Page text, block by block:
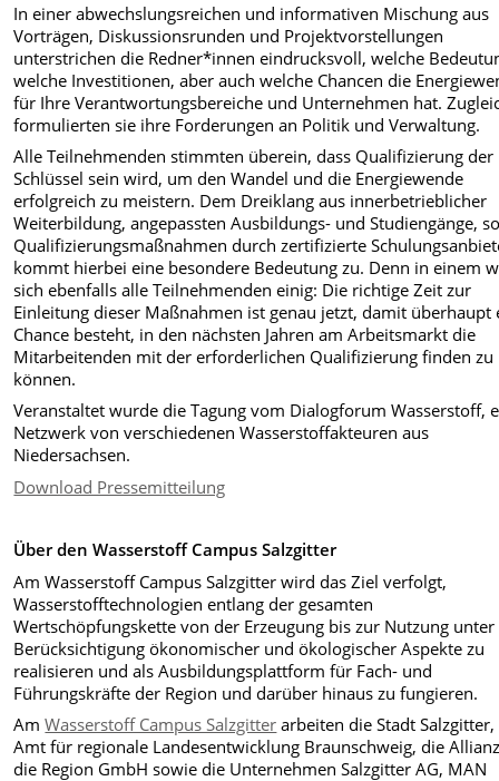
In einer abwechslungsreichen und informativen Mischung aus
Vorträgen, Diskussionsrunden und Projektvorstellungen
unterstrichen die Redner*innen eindrucksvoll, welche
welche Investitionen, aber auch welche Chancen die
für Ihre Verantwortungsbereiche und Unternehmen hat.
formulierten sie ihre Forderungen an Politik und Verwaltung.
Alle Teilnehmenden stimmten überein, dass Qualifizierung der
Schlüssel sein wird, um den Wandel und die Energiewende
erfolgreich zu meistern. Dem Dreiklang aus innerbetrieblicher
Weiterbildung, angepassten Ausbildungs- und Studiengänge,
Qualifizierungsmaßnahmen durch zertifizierte
kommt hierbei eine besondere Bedeutung zu. Denn in einem
sich ebenfalls alle Teilnehmenden einig: Die richtige Zeit zur
Einleitung dieser Maßnahmen ist genau jetzt, damit überhaupt
Chance besteht, in den nächsten Jahren am Arbeitsmarkt die
Mitarbeitenden mit der erforderlichen Qualifizierung finden zu
können.
Veranstaltet wurde die Tagung vom Dialogforum Wasserstoff,
Netzwerk von verschiedenen Wasserstoffakteuren aus
Niedersachsen.
Download Pressemitteilung
Über den Wasserstoff Campus Salzgitter
Am Wasserstoff Campus Salzgitter wird das Ziel verfolgt,
Wasserstofftechnologien entlang der gesamten
Wertschöpfungskette von der Erzeugung bis zur Nutzung unter
Berücksichtigung ökonomischer und ökologischer Aspekte zu
realisieren und als Ausbildungsplattform für Fach- und
Führungskräfte der Region und darüber hinaus zu fungieren.
AmWasserstoff Campus Salzgitter arbeiten die Stadt Salzgitter,
Amt für regionale Landesentwicklung Braunschweig, die
die Region GmbH sowie die Unternehmen Salzgitter AG, MAN